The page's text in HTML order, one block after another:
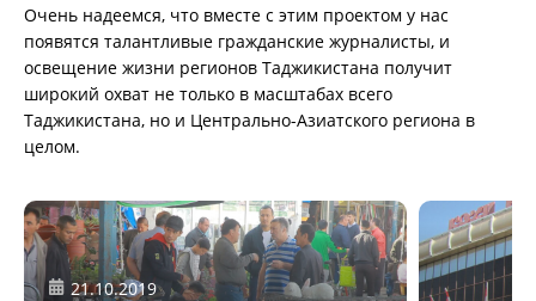
Очень надеемся, что вместе с этим проектом у нас
появятся талантливые гражданские журналисты, и
освещение жизни регионов Таджикистана получит
широкий охват не только в масштабах всего
Таджикистана, но и Центрально-Азиатского региона в
целом.
21.10.2019